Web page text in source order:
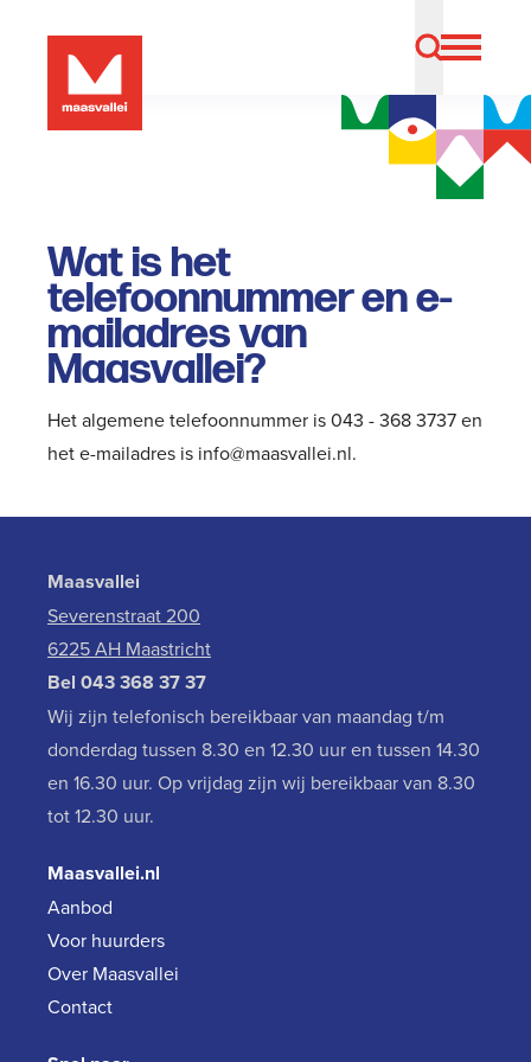
Wat is het
telefoonnummer en e-
mailadres van
Maasvallei?
Het algemene telefoonnummer is 043 - 368 3737 en
het e-mailadres is info@maasvallei.nl.
Maasvallei
Severenstraat 200
6225 AH Maastricht
Bel 043 368 37 37
Wij zijn telefonisch bereikbaar van maandag t/m
donderdag tussen 8.30 en 12.30 uur en tussen 14.30
en 16.30 uur. Op vrijdag zijn wij bereikbaar van 8.30
tot 12.30 uur.
Maasvallei.nl
Aanbod
Voor huurders
Over Maasvallei
Contact